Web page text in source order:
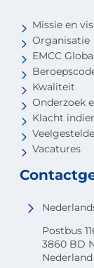
Missie en
Organisatie
EMCC
Kwaliteit
Onderzoek
Klacht
Vacatures
Postbus
3860 BD
Nederland